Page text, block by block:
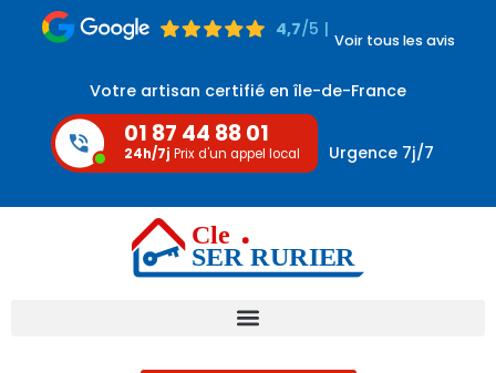
4,7/5 |
Voir tous les avis
Votre artisan certifié en île-de-France
01 87 44 88 01
24h/7j Prix d'un appel local Urgence 7j/7